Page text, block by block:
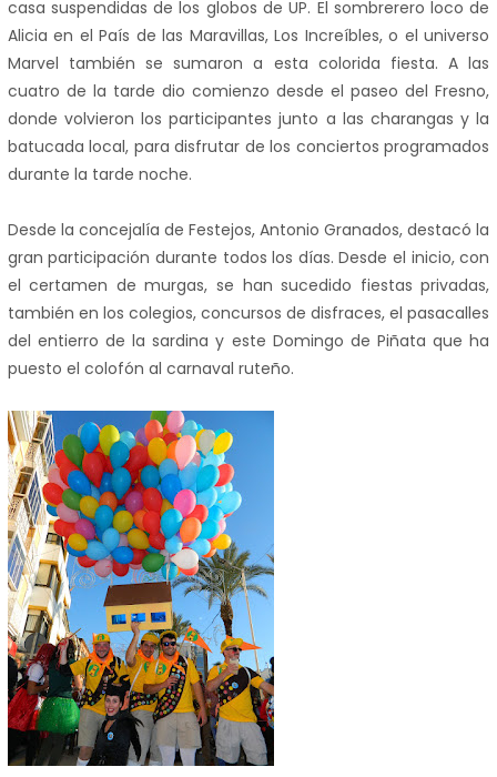
casa suspendidas de los globos de UP. El sombrerero loco de
Alicia en el País de las Maravillas, Los Increíbles, o el universo
Marvel también se sumaron a esta colorida fiesta. A las
cuatro de la tarde dio comienzo desde el paseo del Fresno,
donde volvieron los participantes junto a las charangas y la
batucada local, para disfrutar de los conciertos programados
durante la tarde noche.
Desde la concejalía de Festejos, Antonio Granados, destacó la
gran participación durante todos los días. Desde el inicio, con
el certamen de murgas, se han sucedido fiestas privadas,
también en los colegios, concursos de disfraces, el pasacalles
del entierro de la sardina y este Domingo de Piñata que ha
puesto el colofón al carnaval ruteño.